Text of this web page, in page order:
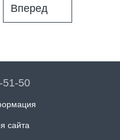
Вперед
51-50
сайта